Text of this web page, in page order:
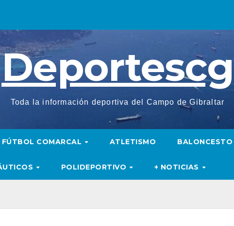
Deportescg
Toda la información deportiva del Campo de Gibraltar
FÚTBOL COMARCAL ATLETISMO BALONCESTO
POLIDEPORTIVO + NOTICIAS